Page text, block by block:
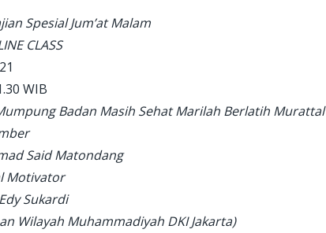
Spesial Jum’at Malam
CLASS
WIB
Badan Masih Sehat Marilah Berlatih Murattal
Said Matondang
Motivator
Sukardi
Wilayah Muhammadiyah DKI Jakarta)